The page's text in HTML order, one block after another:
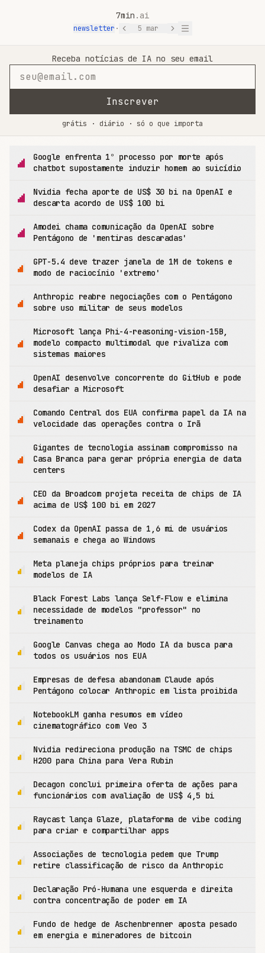
7min .ai
newsletter · 5 mar
7min.ai — Notícias de IA em 7 Minutos
Receba notícias de IA no seu email
Inscrever
grátis · diário · só o que importa
Google enfrenta 1º processo por morte após
chatbot supostamente induzir homem ao suicídio
Nvidia fecha aporte de US$ 30 bi na OpenAI e
descarta acordo de US$ 100 bi
Amodei chama comunicação da OpenAI sobre
Pentágono de 'mentiras descaradas'
GPT-5.4 deve trazer janela de 1M de tokens e
modo de raciocínio 'extremo'
Anthropic reabre negociações com o Pentágono
sobre uso militar de seus modelos
Microsoft lança Phi-4-reasoning-vision-15B,
modelo compacto multimodal que rivaliza com
sistemas maiores
OpenAI desenvolve concorrente do GitHub e pode
desafiar a Microsoft
Comando Central dos EUA confirma papel da IA na
velocidade das operações contra o Irã
Gigantes de tecnologia assinam compromisso na
Casa Branca para gerar própria energia de data
centers
CEO da Broadcom projeta receita de chips de IA
acima de US$ 100 bi em 2027
Codex da OpenAI passa de 1,6 mi de usuários
semanais e chega ao Windows
Meta planeja chips próprios para treinar
modelos de IA
Black Forest Labs lança Self-Flow e elimina
necessidade de modelos "professor" no
treinamento
Google Canvas chega ao Modo IA da busca para
todos os usuários nos EUA
Empresas de defesa abandonam Claude após
Pentágono colocar Anthropic em lista proibida
NotebookLM ganha resumos em vídeo
cinematográfico com Veo 3
Nvidia redireciona produção na TSMC de chips
H200 para China para Vera Rubin
Decagon conclui primeira oferta de ações para
funcionários com avaliação de US$ 4,5 bi
Raycast lança Glaze, plataforma de vibe coding
para criar e compartilhar apps
Associações de tecnologia pedem que Trump
retire classificação de risco da Anthropic
Declaração Pró-Humana une esquerda e direita
contra concentração de poder em IA
Fundo de hedge de Aschenbrenner aposta pesado
em energia e mineradores de bitcoin